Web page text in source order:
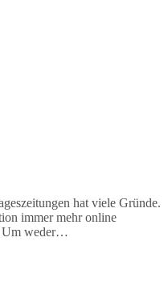
hat viele Gründe.
immer mehr online
Um weder…